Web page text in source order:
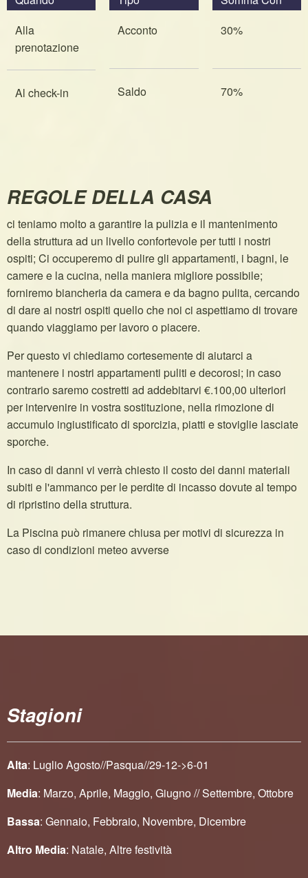
Alla
prenotazione
Al check-in
Acconto
Saldo
30%
70%
REGOLE DELLA CASA
ci teniamo molto a garantire la pulizia e il mantenimento
della struttura ad un livello confortevole per tutti i nostri
ospiti; Ci occuperemo di pulire gli appartamenti, i bagni, le
camere e la cucina, nella maniera migliore possibile;
forniremo biancheria da camera e da bagno pulita, cercando
di dare ai nostri ospiti quello che noi ci aspettiamo di trovare
quando viaggiamo per lavoro o piacere.
Per questo vi chiediamo cortesemente di aiutarci a
mantenere i nostri appartamenti puliti e decorosi; in caso
contrario saremo costretti ad addebitarvi €.100,00 ulteriori
per intervenire in vostra sostituzione, nella rimozione di
accumulo ingiustificato di sporcizia, piatti e stoviglie lasciate
sporche.
In caso di danni vi verrà chiesto il costo dei danni materiali
subiti e l'ammanco per le perdite di incasso dovute al tempo
di ripristino della struttura.
La Piscina può rimanere chiusa per motivi di sicurezza in
caso di condizioni meteo avverse
Stagioni
Alta: Luglio Agosto//Pasqua//29-12->6-01
Media: Marzo, Aprile, Maggio, Giugno // Settembre, Ottobre
Bassa: Gennaio, Febbraio, Novembre, Dicembre
Altro Media: Natale, Altre festività